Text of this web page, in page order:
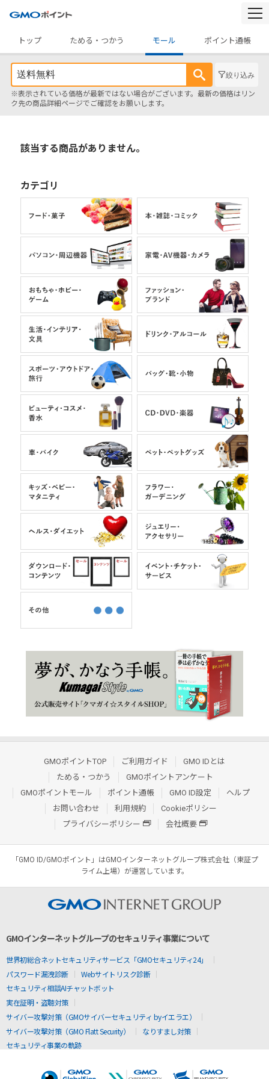
トップ
ためる・つかう モール ポイント通帳
絞り込み
※表示されている価格が最新ではない場合がございます。最新の価格はリン
ク先の商品詳細ページでご確認をお願いします。
該当する商品がありません。
カテゴリ
GMOポイントTOP ご利用ガイド
GMO IDとは
ためる・つかう
GMOポイントアンケート
GMOポイントモール
ポイント通帳 GMO ID設定
ヘルプ
お問い合わせ
利用規約
Cookieポリシー
プライバシーポリシー
会社概要
「GMO ID/GMOポイント」はGMOインターネットグループ株式会社（東証プ
ライム上場）が運営しています。
GMOインターネットグループのセキュリティ事業について
世界初総合ネットセキュリティサービス「GMOセキュリティ24」
パスワード漏洩診断
Webサイトリスク診断
セキュリティ相談AIチャットボット
実在証明・盗聴対策
サイバー攻撃対策（GMOサイバーセキュリティ byイエラエ）
サイバー攻撃対策（GMO Flatt Security）
なりすまし対策
セキュリティ事業の軌跡